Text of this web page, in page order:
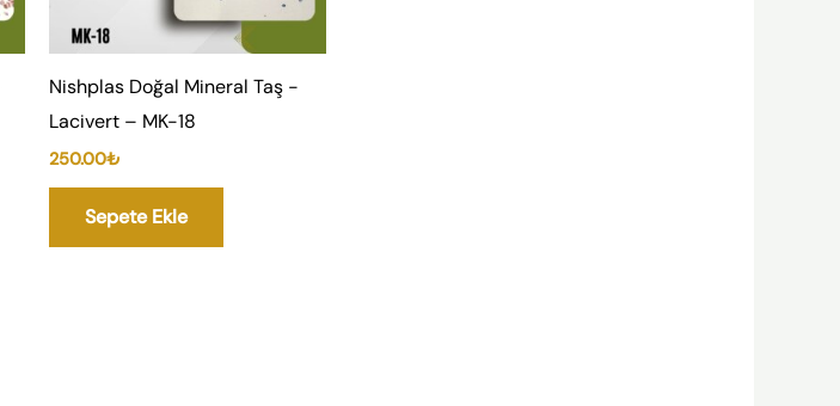
Nishplas Doğal Mineral Taş -
Lacivert – MK-18
250.00₺
Sepete Ekle